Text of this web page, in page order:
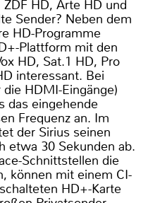
HD, Arte HD und
Sender? Neben dem
HD-Programme
Plattform mit den
HD, Sat.1 HD, Pro
interessant. Bei
HDMI-Eingänge)
das eingehende
Frequenz an. Im
der Sirius seinen
etwa 30 Sekunden ab.
Schnittstellen die
können mit einem CI-
HD+-Karte